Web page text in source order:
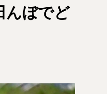
んぼでど